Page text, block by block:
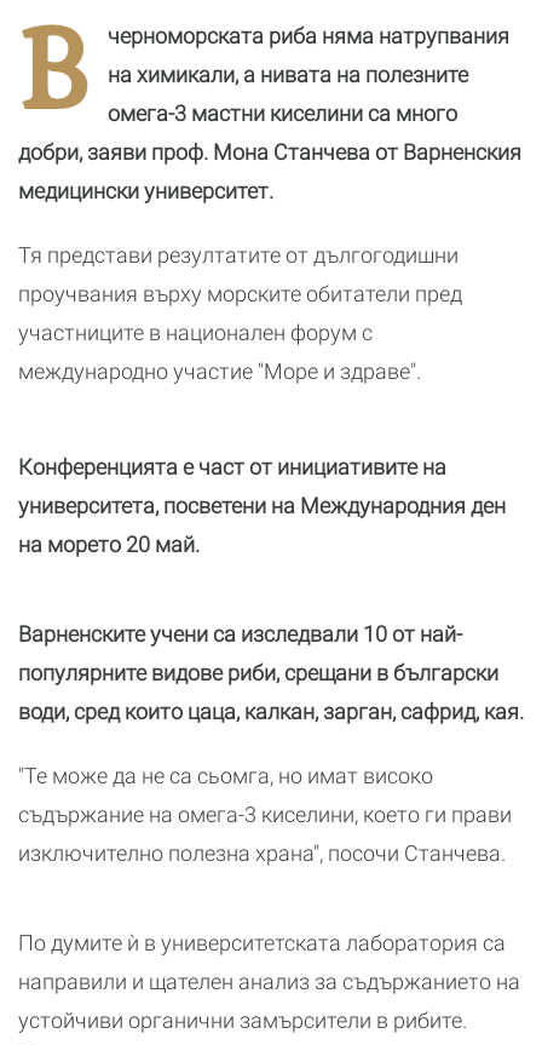
В
черноморската риба няма натрупвания
на химикали, а нивата на полезните
омега-3 мастни киселини са много
добри, заяви проф. Мона Станчева от Варненския
медицински университет.
Тя представи резултатите от дългогодишни
проучвания върху морските обитатели пред
участниците в национален форум с
международно участие "Море и здраве".
Конференцията е част от инициативите на
университета, посветени на Международния ден
на морето 20 май.
Варненските учени са изследвали 10 от най-
популярните видове риби, срещани в български
води, сред които цаца, калкан, зарган, сафрид, кая.
"Те може да не са сьомга, но имат високо
съдържание на омега-3 киселини, което ги прави
изключително полезна храна", посочи Станчева.
По думите ѝ в университетската лаборатория са
направили и щателен анализ за съдържанието на
устойчиви органични замърсители в рибите.